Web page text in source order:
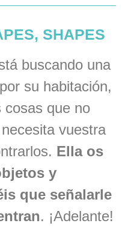
SHAPES
buscando una
su habitación,
cosas que no
vuestra
Ella os
y
que señalarle
. ¡Adelante!